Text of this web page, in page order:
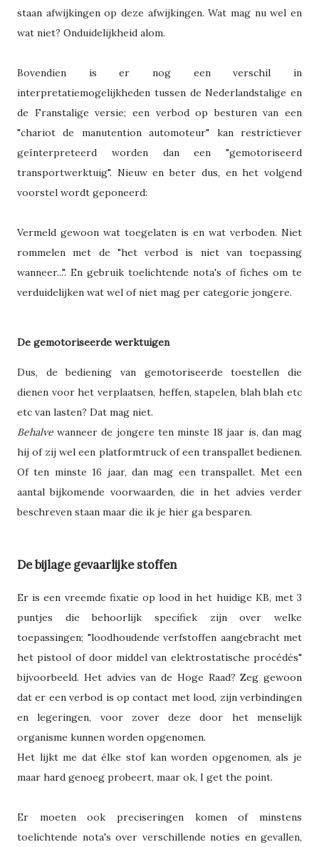
staan afwijkingen op deze afwijkingen. Wat mag nu wel en
wat niet? Onduidelijkheid alom.
Bovendien is er nog een verschil in
interpretatiemogelijkheden tussen de Nederlandstalige en
de Franstalige versie; een verbod op besturen van een
"chariot de manutention automoteur" kan restrictiever
geïnterpreteerd worden dan een "gemotoriseerd
transportwerktuig". Nieuw en beter dus, en het volgend
voorstel wordt geponeerd:
Vermeld gewoon wat toegelaten is en wat verboden. Niet
rommelen met de "het verbod is niet van toepassing
wanneer...". En gebruik toelichtende nota's of fiches om te
verduidelijken wat wel of niet mag per categorie jongere.
De gemotoriseerde werktuigen
Dus, de bediening van gemotoriseerde toestellen die
dienen voor het verplaatsen, heffen, stapelen, blah blah etc
etc van lasten? Dat mag niet.
Behalvewanneer de jongere ten minste 18 jaar is, dan mag
hij of zij wel een platformtruck of een transpallet bedienen.
Of ten minste 16 jaar, dan mag een transpallet. Met een
aantal bijkomende voorwaarden, die in het advies verder
beschreven staan maar die ik je hier ga besparen.
De bijlage gevaarlijke stoffen
Er is een vreemde fixatie op lood in het huidige KB, met 3
puntjes die behoorlijk specifiek zijn over welke
toepassingen; "loodhoudende verfstoffen aangebracht met
het pistool of door middel van elektrostatische procédés"
bijvoorbeeld. Het advies van de Hoge Raad? Zeg gewoon
dat er een verbod is op contact met lood, zijn verbindingen
en legeringen, voor zover deze door het menselijk
organisme kunnen worden opgenomen.
Het lijkt me dat élke stof kan worden opgenomen, als je
maar hard genoeg probeert, maar ok, I get the point.
Er moeten ook preciseringen komen of minstens
toelichtende nota's over verschillende noties en gevallen,